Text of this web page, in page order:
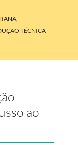
TÉCNICA
ao